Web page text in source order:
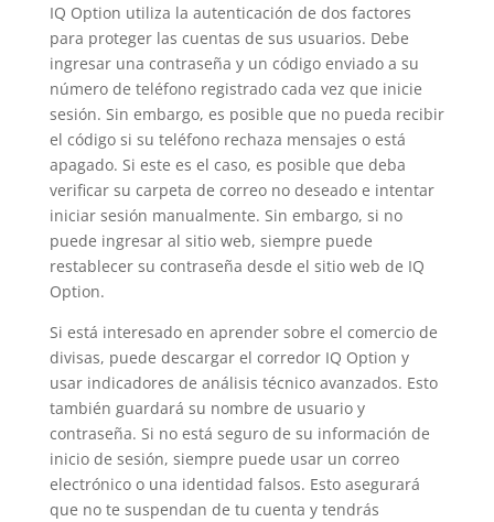
IQ Option utiliza la autenticación de dos factores
para proteger las cuentas de sus usuarios. Debe
ingresar una contraseña y un código enviado a su
número de teléfono registrado cada vez que inicie
sesión. Sin embargo, es posible que no pueda recibir
el código si su teléfono rechaza mensajes o está
apagado. Si este es el caso, es posible que deba
verificar su carpeta de correo no deseado e intentar
iniciar sesión manualmente. Sin embargo, si no
puede ingresar al sitio web, siempre puede
restablecer su contraseña desde el sitio web de IQ
Option.
Si está interesado en aprender sobre el comercio de
divisas, puede descargar el corredor IQ Option y
usar indicadores de análisis técnico avanzados. Esto
también guardará su nombre de usuario y
contraseña. Si no está seguro de su información de
inicio de sesión, siempre puede usar un correo
electrónico o una identidad falsos. Esto asegurará
que no te suspendan de tu cuenta y tendrás